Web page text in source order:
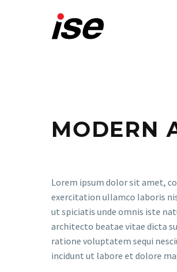
MODERN
Lorem ipsum dolor sit amet,
exercitation ullamco laboris
ut spiciatis unde omnis iste
architecto beatae vitae dicta
ratione voluptatem sequi
incidunt ut labore et dolore